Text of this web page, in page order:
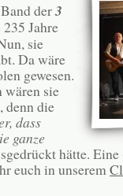
der3
Jahre
sie
Da wäre
gewesen.
wären sie
denn die
dass
ganze
hätte.
euch in unserem